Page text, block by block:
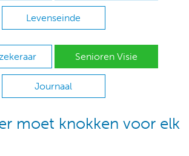
Levenseinde
Senioren Visie
Journaal
moet knokken voor elk